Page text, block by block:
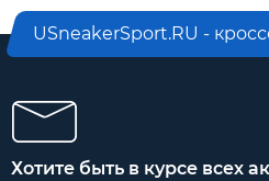
USneakerSport.RU -
Хотите быть в курсе всех